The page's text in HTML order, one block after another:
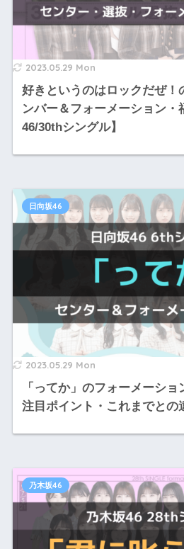
2023.05.29 Mon
好きというのはロックだぜ！
ンバー＆フォーメーション・
46/30thシングル】
2023.05.29 Mon
「ってか」のフォーメーショ
注目ポイント・これまでとの
日向坂46
乃木坂46